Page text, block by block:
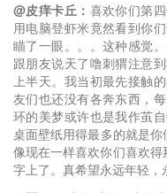
@皮痒卡丘： 喜欢你们第
用电脑登虾米竟然看到你
瞄了一眼。。。这种感觉
跟朋友说天了噜刺猬注意
上半天。我当初最先接触
友们也还没有各奔东西，
环的美梦或许也是我作茧
桌面壁纸用得最多的就是
像现在一样喜欢你们喜欢得
字上了。真希望永远年轻，